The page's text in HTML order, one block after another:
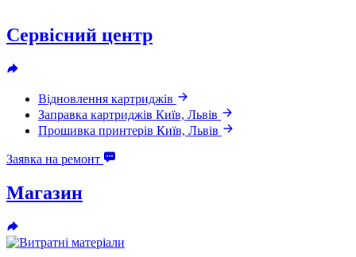
Сервісний центр
Відновлення картриджів
Заправка картриджів Київ, Львів
Прошивка принтерів Київ, Львів
Заявка на ремонт
Магазин